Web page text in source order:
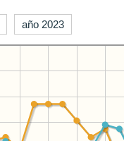
año 2023